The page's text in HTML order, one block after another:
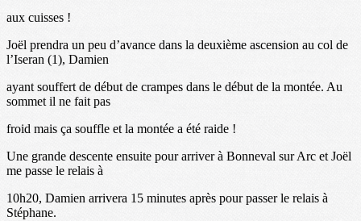
aux cuisses !
Joël prendra un peu d’avance dans la deuxième ascension au col de
l’Iseran (1), Damien
ayant souffert de début de crampes dans le début de la montée. Au
sommet il ne fait pas
froid mais ça souffle et la montée a été raide !
Une grande descente ensuite pour arriver à Bonneval sur Arc et Joël
me passe le relais à
10h20, Damien arrivera 15 minutes après pour passer le relais à
Stéphane.